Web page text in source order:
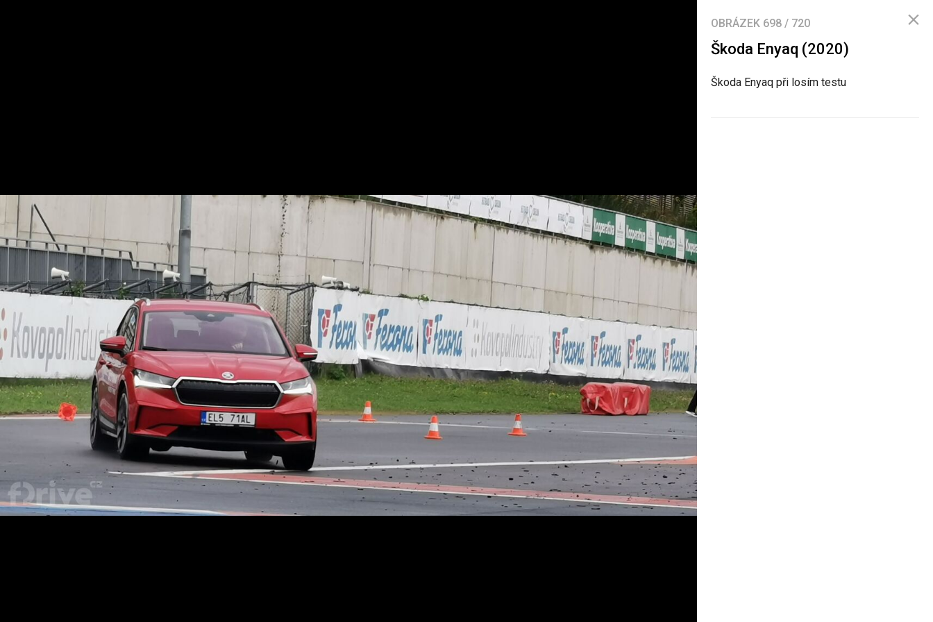
OBRÁZEK 698 / 720
Škoda Enyaq (2020)
Škoda Enyaq při losím testu